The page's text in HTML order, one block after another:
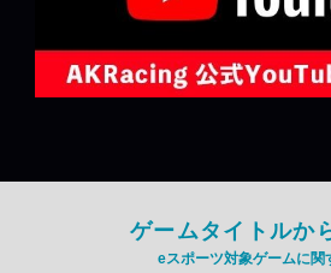
ゲームタイトルか
eスポーツ対象ゲームに関